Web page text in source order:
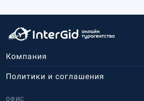
Компания
ОФИС
Политики и соглашения